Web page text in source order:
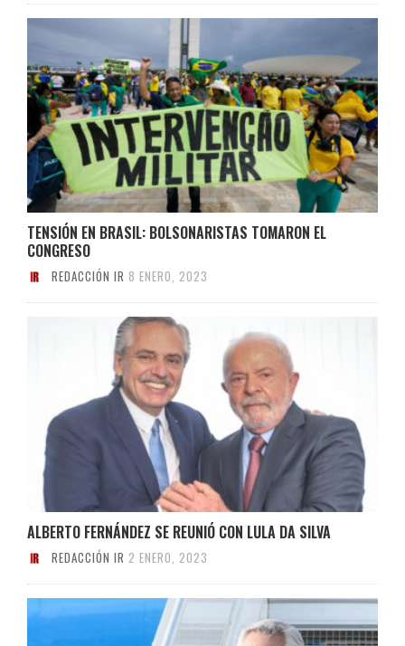
TENSIÓN EN BRASIL: BOLSONARISTAS TOMARON EL
CONGRESO
REDACCIÓN IR 8 ENERO, 2023
ALBERTO FERNÁNDEZ SE REUNIÓ CON LULA DA SILVA
REDACCIÓN IR 2 ENERO, 2023